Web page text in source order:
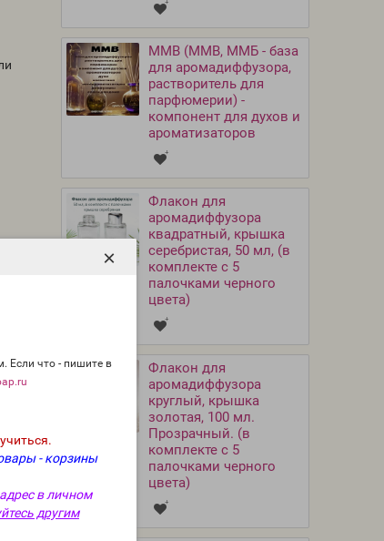
Если что - пишите в
- корзины
в личном
другим
×
MMB (ММВ, ММБ - база
для аромадиффузора,
растворитель для
парфюмерии) -
компонент для духов и
ароматизаторов
Флакон для
аромадиффузора
квадратный, крышка
серебристая, 50 мл, (в
комплекте с 5
палочками черного
цвета)
Флакон для
аромадиффузора
круглый, крышка
золотая, 100 мл.
Прозрачный. (в
комплекте с 5
палочками черного
цвета)